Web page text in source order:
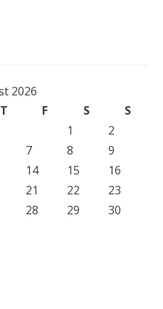
2026
T F S
S
1
2
7 8
9
14 15
16
21 22
23
28 29
30